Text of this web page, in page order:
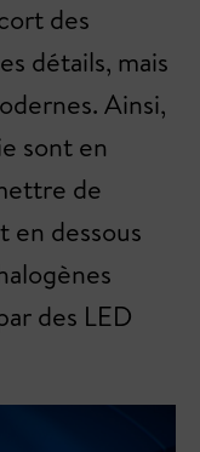
des
détails, mais
Ainsi,
sont en
de
en dessous
des LED